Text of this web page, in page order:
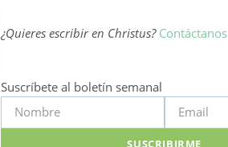
¿Quieres escribir en Christus? Contáctanos
Suscríbete al boletín semanal
SUSCRIBIRME